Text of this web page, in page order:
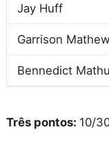
Jay Huff
Garrison
Bennedict
Três pontos: 10/